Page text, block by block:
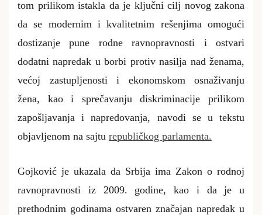
tom prilikom istakla da je ključni cilj novog zakona
da se modernim i kvalitetnim rešenjima omogući
dostizanje pune rodne ravnopravnosti i ostvari
dodatni napredak u borbi protiv nasilja nad ženama,
većoj zastupljenosti i ekonomskom osnaživanju
žena, kao i sprečavanju diskriminacije prilikom
zapošljavanja i napredovanja, navodi se u tekstu
objavljenom na sajtu republičkog parlamenta.
Gojković je ukazala da Srbija ima Zakon o rodnoj
ravnopravnosti iz 2009. godine, kao i da je u
prethodnim godinama ostvaren značajan napredak u